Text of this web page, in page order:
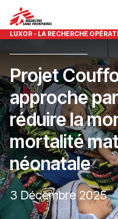
LUXOR - LA RECHERCHE
Projet
approche
réduire la
mortalité
néonatale
3 Décembre 2025